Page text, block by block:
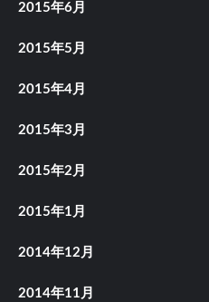
2015年6月
2015年5月
2015年4月
2015年3月
2015年2月
2015年1月
2014年12月
2014年11月